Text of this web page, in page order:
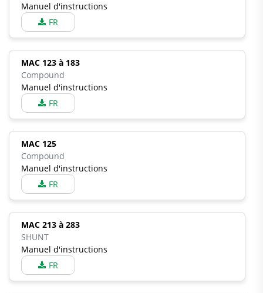
Manuel d'instructions
FR
MAC 123 à 183
Compound
Manuel d'instructions
FR
MAC 125
Compound
Manuel d'instructions
FR
MAC 213 à 283
SHUNT
Manuel d'instructions
FR